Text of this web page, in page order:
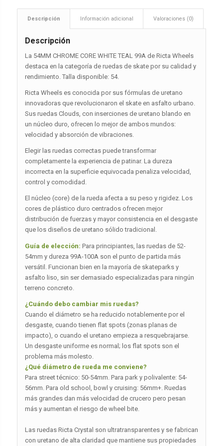
Descripción Información adicional Valoraciones (0)
Descripción
La 54MM CHROME CORE WHITE TEAL 99A de Ricta Wheels
destaca en la categoría de ruedas de skate por su calidad y
rendimiento. Talla disponible: 54.
Ricta Wheels es conocida por sus fórmulas de uretano
innovadoras que revolucionaron el skate en asfalto urbano.
Sus ruedas Clouds, con inserciones de uretano blando en
un núcleo duro, ofrecen lo mejor de ambos mundos:
velocidad y absorción de vibraciones.
Elegir las ruedas correctas puede transformar
completamente la experiencia de patinar. La dureza
incorrecta en la superficie equivocada penaliza velocidad,
control y comodidad.
El núcleo (core) de la rueda afecta a su peso y rigidez. Los
cores de plástico duro centrados ofrecen mejor
distribución de fuerzas y mayor consistencia en el desgaste
que los diseños de uretano sólido tradicional.
Guía de elección: Para principiantes, las ruedas de 52-
54mm y dureza 99A-100A son el punto de partida más
versátil. Funcionan bien en la mayoría de skateparks y
asfalto liso, sin ser demasiado especializadas para ningún
terreno concreto.
¿Cuándo debo cambiar mis ruedas?
Cuando el diámetro se ha reducido notablemente por el
desgaste, cuando tienen flat spots (zonas planas de
impacto), o cuando el uretano empieza a resquebrajarse.
Un desgaste uniforme es normal; los flat spots son el
problema más molesto.
¿Qué diámetro de rueda me conviene?
Para street técnico: 50-54mm. Para park y polivalente: 54-
56mm. Para old school, bowl y cruising: 56mm+. Ruedas
más grandes dan más velocidad de crucero pero pesan
más y aumentan el riesgo de wheel bite.
Las ruedas Ricta Crystal son ultratransparentes y se fabrican
con uretano de alta claridad que mantiene sus propiedades